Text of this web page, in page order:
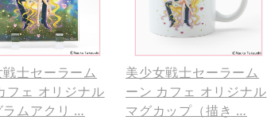
士セーラーム
フェ オリジナル
ラムアクリ …
美少女戦士セーラーム
ーン カフェ オリジナル
マグカップ（描き …